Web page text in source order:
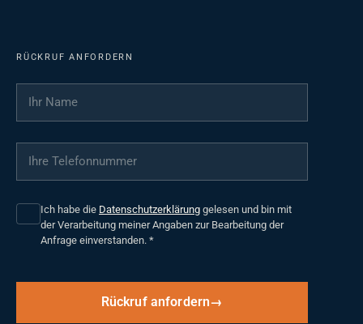
RÜCKRUF ANFORDERN
Ihr Name
Ihre Telefonnummer
Ich habe die Datenschutzerklärung gelesen und bin mit
der Verarbeitung meiner Angaben zur Bearbeitung der
Anfrage einverstanden. *
Rückruf anfordern